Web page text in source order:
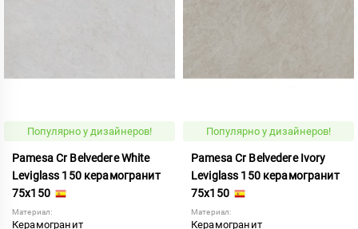
Популярно у дизайнеров!
Pamesa Cr Belvedere White
Leviglass 150 керамогранит
75x150
Материал:
Керамогранит
Популярно у дизайнеров!
Pamesa Cr Belvedere Ivory
Leviglass 150 керамогранит
75x150
Материал:
Керамогранит